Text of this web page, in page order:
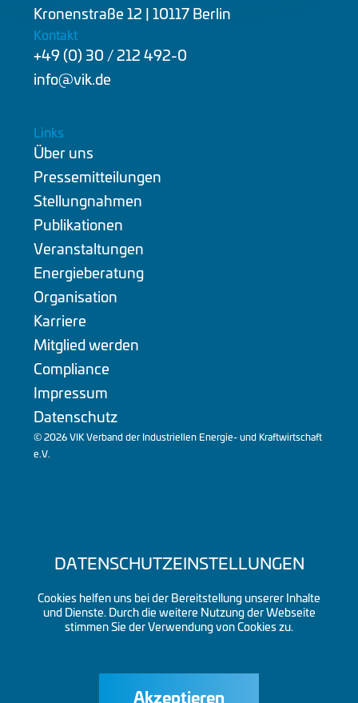
Kronenstraße 12 | 10117 Berlin
Kontakt
+49 (0) 30 / 212 492-0
info@vik.de
Links
Über uns
Pressemitteilungen
Stellungnahmen
Publikationen
Veranstaltungen
Energieberatung
Organisation
Karriere
Mitglied werden
Compliance
Impressum
Datenschutz
© 2026 VIK Verband der Industriellen Energie- und Kraftwirtschaft
e.V.
DATENSCHUTZEINSTELLUNGEN
Cookies helfen uns bei der Bereitstellung unserer Inhalte
und Dienste. Durch die weitere Nutzung der Webseite
stimmen Sie der Verwendung von Cookies zu.
Akzeptieren